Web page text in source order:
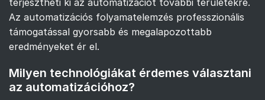
Az automatizációs folyamatelemzés professzionális
támogatással gyorsabb és megalapozottabb
eredményeket ér el.
Milyen technológiákat érdemes választani
az automatizációhoz?